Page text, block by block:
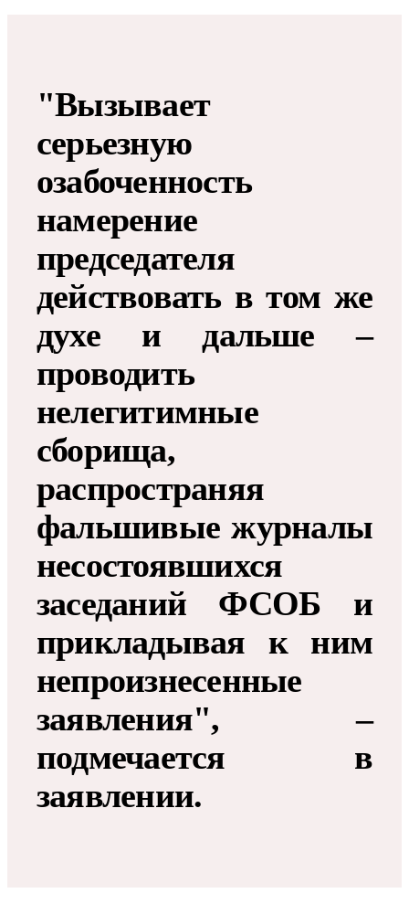
"Вызывает
серьезную
озабоченность
намерение
председателя
действовать в том же
духе и дальше –
проводить
нелегитимные
сборища,
распространяя
фальшивые журналы
несостоявшихся
заседаний ФСОБ и
прикладывая к ним
непроизнесенные
заявления", –
подмечается в
заявлении.